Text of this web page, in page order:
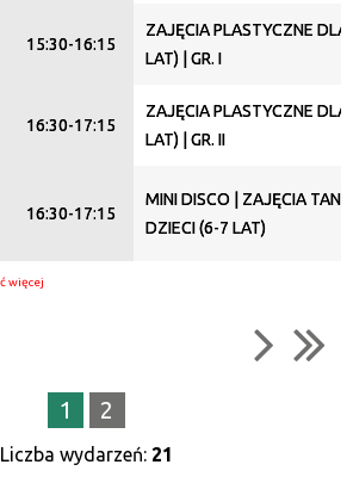
15:30-16:15
ZAJĘCIA PLASTYCZNE
LAT) | GR. I
16:30-17:15
ZAJĘCIA PLASTYCZNE
LAT) | GR. II
16:30-17:15
MINI DISCO | ZAJĘCIA
DZIECI (6-7 LAT)
1 2
Liczba wydarzeń: 21